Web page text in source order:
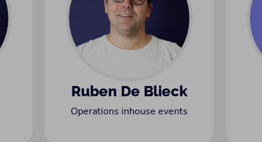
Ruben De Blieck
Operations inhouse events